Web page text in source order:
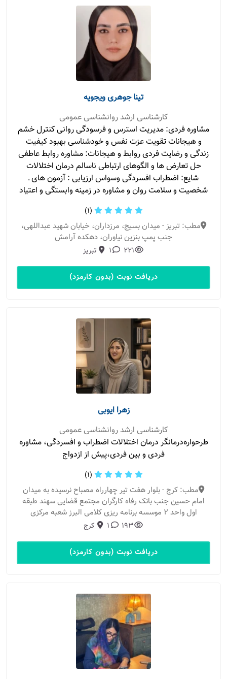
تینا جوهری ویجویه
کارشناسی ارشد روانشناسی عمومی
مشاوره فردی: مدیریت استرس و فرسودگی روانی کنترل خشم
و هیجانات تقویت عزت نفس و خودشناسی بهبود کیفیت
زندگی و رضایت فردی روابط و هیجانات: مشاوره روابط عاطفی
حل تعارض ها و الگوهای ارتباطی ناسالم درمان اختلالات
شایع: اضطراب افسردگی وسواس ارزیابی : آزمون های ـ
شخصیت و سلامت روان و مشاوره در زمینه وابستگی و اعتیاد
(1)
مطب: تبریز - میدان بسیج، مرزداران، خیابان شهید عبداللهی،
جنب پمپ بنزین نیاوران، دهکده آرامش
221
1 تبریز
دریافت نوبت (بدون کارمزد)
زهرا ایوبی
کارشناسی ارشد روانشناسی عمومی
طرحواره‌درمانگر درمان اختلالات اضطراب و افسردگی، مشاوره
فردی و بین فردی،پیش از ازدواج
(1)
مطب: کرج - بلوار هفت تیر چهارراه مصباح نرسیده به میدان
امام حسین جنب بانک رفاه کارگران مجتمع قضایی سهند طبقه
اول واحد ۲ موسسه برنامه ریزی کلامی البرز شعبه مرکزی
193
1 کرج
دریافت نوبت (بدون کارمزد)